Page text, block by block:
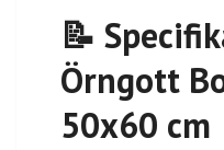
📝
Örngott
50x60 cm